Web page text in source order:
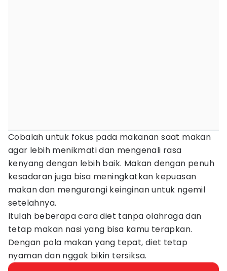
Cobalah untuk fokus pada makanan saat makan
agar lebih menikmati dan mengenali rasa
kenyang dengan lebih baik. Makan dengan penuh
kesadaran juga bisa meningkatkan kepuasan
makan dan mengurangi keinginan untuk ngemil
setelahnya.
Itulah beberapa cara diet tanpa olahraga dan
tetap makan nasi yang bisa kamu terapkan.
Dengan pola makan yang tepat, diet tetap
nyaman dan nggak bikin tersiksa.